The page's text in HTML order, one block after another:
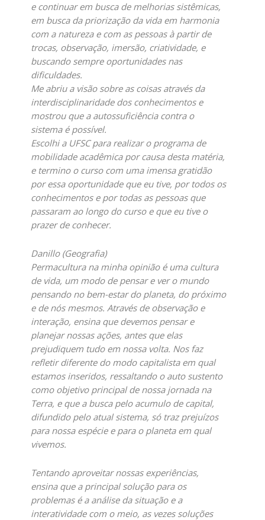
e continuar em busca de melhorias sistêmicas,
em busca da priorização da vida em harmonia
com a natureza e com as pessoas à partir de
trocas, observação, imersão, criatividade, e
buscando sempre oportunidades nas
dificuldades.
Me abriu a visão sobre as coisas através da
interdisciplinaridade dos conhecimentos e
mostrou que a autossuficiência contra o
sistema é possível.
Escolhi a UFSC para realizar o programa de
mobilidade acadêmica por causa desta matéria,
e termino o curso com uma imensa gratidão
por essa oportunidade que eu tive, por todos os
conhecimentos e por todas as pessoas que
passaram ao longo do curso e que eu tive o
prazer de conhecer.
Danillo (Geografia)
Permacultura na minha opinião é uma cultura
de vida, um modo de pensar e ver o mundo
pensando no bem-estar do planeta, do próximo
e de nós mesmos. Através de observação e
interação, ensina que devemos pensar e
planejar nossas ações, antes que elas
prejudiquem tudo em nossa volta. Nos faz
refletir diferente do modo capitalista em qual
estamos inseridos, ressaltando o auto sustento
como objetivo principal de nossa jornada na
Terra, e que a busca pelo acumulo de capital,
difundido pelo atual sistema, só traz prejuízos
para nossa espécie e para o planeta em qual
vivemos.
Tentando aproveitar nossas experiências,
ensina que a principal solução para os
problemas é a análise da situação e a
interatividade com o meio, as vezes soluções